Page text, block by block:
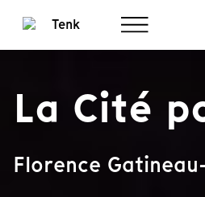
La Cité
Florence